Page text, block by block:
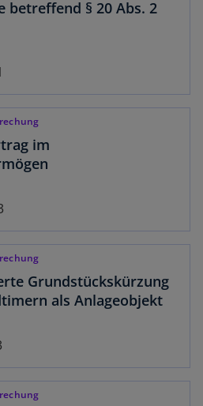
betreffend § 20 Abs. 2
im
Grundstückskürzung
als Anlageobjekt